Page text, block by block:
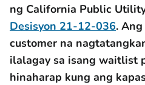
ng California Public
Desisyon 21-12-036.
customer na
ilalagay sa isang waitlist
hinaharap kung ang